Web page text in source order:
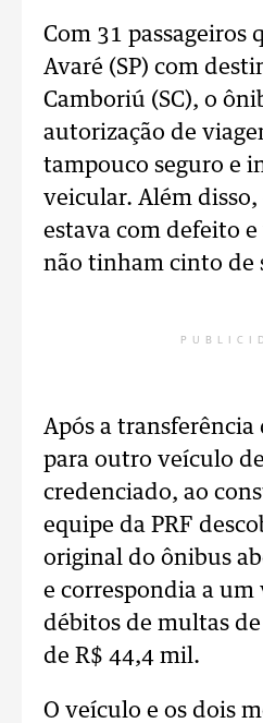
Com 31 passageiros
Avaré (SP) com
Camboriú (SC), o
autorização de
tampouco seguro e
veicular. Além disso,
estava com defeito
não tinham cinto de
Após a transferência
para outro veículo
credenciado, ao
equipe da PRF
original do ônibus
e correspondia a um
débitos de multas
de R$ 44,4 mil.
O veículo e os dois